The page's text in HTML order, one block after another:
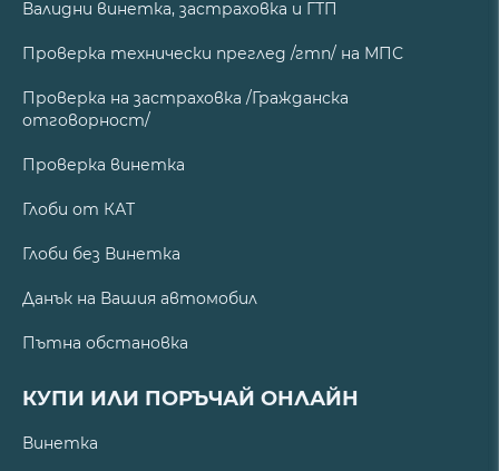
Валидни винетка, застраховка и ГТП
Проверка технически преглед /гтп/ на МПС
Проверка на застраховка /Гражданска
отговорност/
Проверка винетка
Глоби от КАТ
Глоби без Винетка
Данък на Вашия автомобил
Пътна обстановка
КУПИ ИЛИ ПОРЪЧАЙ ОНЛАЙН
Винетка